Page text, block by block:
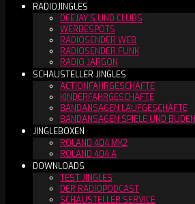
RADIOJINGLES
DEEJAY´S UND CLUBS
WERBESPOTS
RADIOSENDER WEB
RADIOSENDER FUNK
RADIO JARGON
SCHAUSTELLER JINGLES
ACTIONFAHRGESCHÄFTE
KINDERFAHRGESCHÄFTE
BANDANSAGEN LAUFGESCHÄFTE
BANDANSAGEN SPIELE UND BUDEN
JINGLEBOXEN
ROLAND 404 MK2
ROLAND 404 A
DOWNLOADS
TEST JINGLES
DER RADIOPODCAST
SCHAUSTELLER SERVICE